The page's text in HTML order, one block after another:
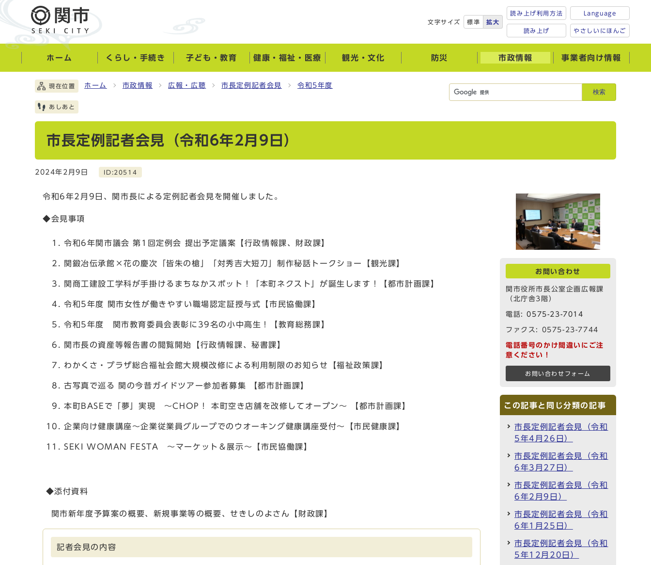
文字サイズ 標準 拡大
読み上げ利用方法
読み上げ
Language
やさしいにほんご
ホーム くらし・手続き 子ども・教育 健康・福祉・医療 観光・文化 防災 市政情報 事業者向け情報
検索
現在位置 ホーム 市政情報 広報・広聴 市長定例記者会見 令和5年度
あしあと
市長定例記者会見（令和6年2月9日）
2024年2月9日 ID:20514
令和6年2月9日、関市長による定例記者会見を開催しました。
◆会見事項
令和6年関市議会 第1回定例会 提出予定議案【行政情報課、財政課】
関鍛冶伝承館×花の慶次「皆朱の槍」「対秀吉大短刀」制作秘話トークショー【観光課】
関商工建設工学科が手掛けるまちなかスポット！「本町ネクスト」が誕生します！【都市計画課】
令和5年度 関市女性が働きやすい職場認定証授与式【市民協働課】
令和5年度 関市教育委員会表彰に39名の小中高生！【教育総務課】
関市長の資産等報告書の閲覧開始【行政情報課、秘書課】
わかくさ・プラザ総合福祉会館大規模改修による利用制限のお知らせ【福祉政策課】
古写真で巡る 関の今昔ガイドツアー参加者募集 【都市計画課】
本町BASEで「夢」実現 ～CHOP！ 本町空き店舗を改修してオープン～ 【都市計画課】
企業向け健康講座～企業従業員グループでのウオーキング健康講座受付～【市民健康課】
SEKI WOMAN FESTA ～マーケット＆展示～【市民協働課】
◆添付資料
関市新年度予算案の概要、新規事業等の概要、せきしのよさん【財政課】
記者会見の内容
お問い合わせ
関市役所市長公室企画広報課
（北庁舎3階）
電話:0575-23-7014
ファクス: 0575-23-7744
電話番号のかけ間違いにご注
意ください！
お問い合わせフォーム
この記事と同じ分類の記事
市長定例記者会見（令和
5年4月26日）
市長定例記者会見（令和
6年3月27日）
市長定例記者会見（令和
6年2月9日）
市長定例記者会見（令和
6年1月25日）
市長定例記者会見（令和
5年12月20日）